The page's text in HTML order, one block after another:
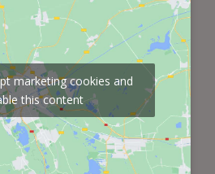
marketing cookies and
this content